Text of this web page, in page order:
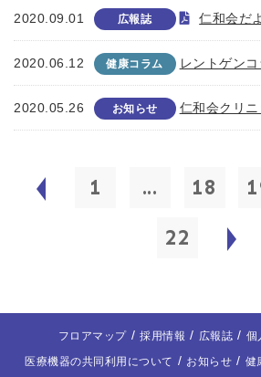
2020.09.01 広報誌 仁和会だ
2020.06.12 健康コラム レントゲンコ
2020.05.26 お知らせ 仁和会クリ
1 ... 18
22
フロアマップ 採用情報 広報誌
個
医療機器の共同利用について
お知らせ 健